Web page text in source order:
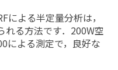
による半定量分析は，
れる方法です．200W空
による測定で，良好な